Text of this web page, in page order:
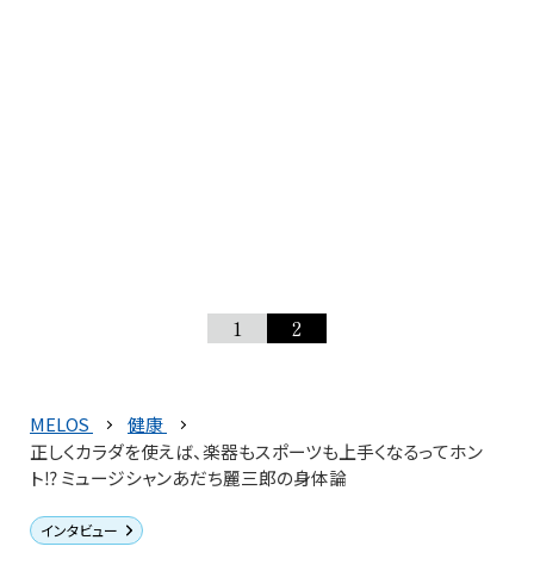
1 2
MELOS
健康
正しくカラダを使えば、楽器もスポーツも上手くなるってホン
ト⁉ ミュージシャンあだち麗三郎の身体論
インタビュー